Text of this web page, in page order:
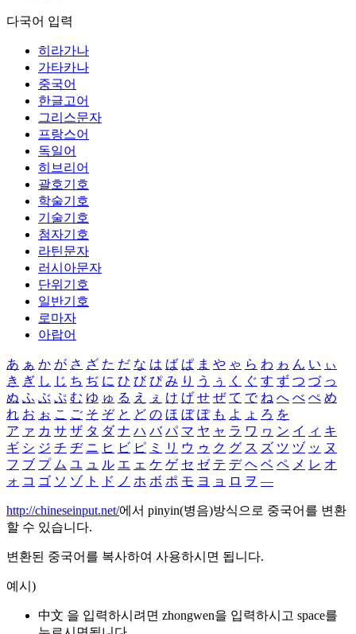
다국어 입력
히라가나
가타카나
중국어
한글고어
그리스문자
프랑스어
독일어
히브리어
괄호기호
학술기호
기술기호
첨자기호
라틴문자
러시아문자
단위기호
일반기호
로마자
아랍어
あ ぁ か が さ ざ た だ な は ば ぱ ま や ゃ ら わ ゎ ん い ぃ
き ぎ し じ ち ぢ に ひ び ぴ み り う ぅ く ぐ す ず つ づ っ
ぬ ふ ぶ ぷ む ゆ ゅ る え ぇ け げ せ ぜ て で ね へ べ ぺ め
れ お ぉ こ ご そ ぞ と ど の ほ ぼ ぽ も よ ょ ろ を
ア ァ カ サ ザ タ ダ ナ ハ バ パ マ ヤ ャ ラ ワ ヮ ン イ ィ キ
ギ シ ジ チ ヂ ニ ヒ ビ ピ ミ リ ウ ゥ ク グ ス ズ ツ ヅ ッ ヌ
フ ブ プ ム ユ ュ ル エ ェ ケ ゲ セ ゼ テ デ ヘ ベ ペ メ レ オ
ォ コ ゴ ソ ゾ ト ド ノ ホ ボ ポ モ ヨ ョ ロ ヲ ―
http://chineseinput.net/에서 pinyin(병음)방식으로 중국어를 변환
할 수 있습니다.
변환된 중국어를 복사하여 사용하시면 됩니다.
예시)
中文 을 입력하시려면 zhongwen을 입력하시고 space를